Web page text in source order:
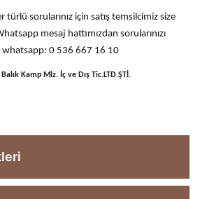
türlü sorularınız için satış temsilcimiz size
mesaj hattımızdan sorularınızı
0 536 667 16 10
Kamp Mlz. İç ve Dış Tic.LTD.ŞTİ.